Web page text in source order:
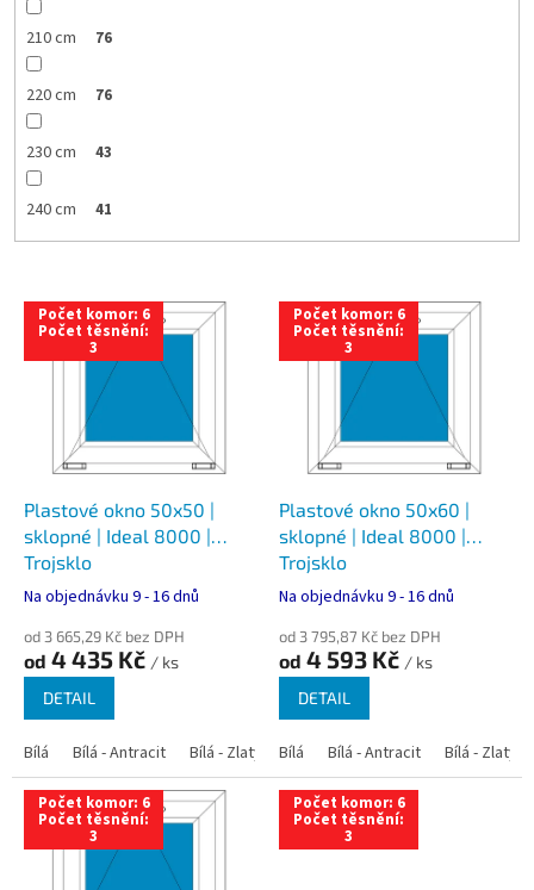
210 cm 76
220 cm 76
230 cm 43
240 cm 41
V
Počet komor: 6
Počet těsnění:
3
Plastové okno 50x50 |
sklopné | Ideal 8000 |
Trojsklo
Na objednávku 9 - 16 dnů
od 3 665,29 Kč bez DPH
od 4 435 Kč / ks
DETAIL
Bílá Bílá - Antracit Bílá - Zlatý dub Bílá - Tmavý dub Bílá -
Počet komor: 6
Počet těsnění:
3
Plastové okno 50x60 |
sklopné | Ideal 8000 |
Trojsklo
Na objednávku 9 - 16 dnů
od 3 795,87 Kč bez DPH
od 4 593 Kč / ks
DETAIL
Bílá Bílá - Antracit Bílá - Zlatý
Počet komor: 6
Počet těsnění:
3
Počet komor: 6
Počet těsnění:
3